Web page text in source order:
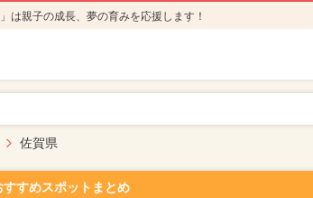
は親子の成長、夢の育みを応援します！
佐賀県
すすめスポットまとめ